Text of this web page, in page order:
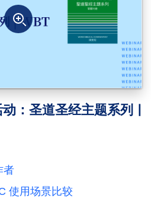
：圣道圣经主题系列 |
者
使用场景比较